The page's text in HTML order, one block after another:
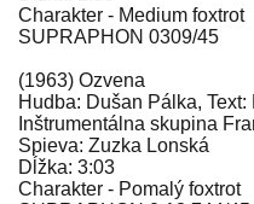
Charakter - Medium foxtrot
SUPRAPHON 0309/45
(1963) Ozvena
Hudba: Dušan Pálka,
Inštrumentálna skupina
Spieva: Zuzka Lonská
Dĺžka: 3:03
Charakter - Pomalý foxtrot